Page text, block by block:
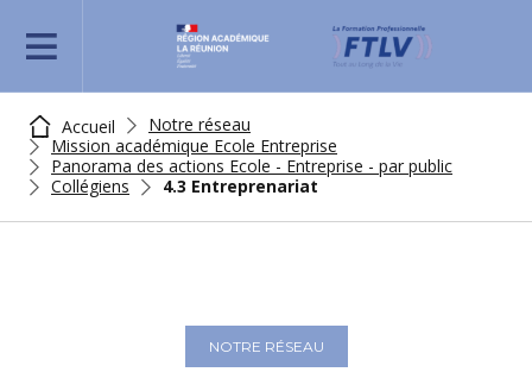
REJOIGNEZ-NOUS
Accueil
Notre réseau
Mission académique Ecole Entreprise
Panorama des actions Ecole - Entreprise - par public
Collégiens
4.3 Entreprenariat
NOTRE RÉSEAU